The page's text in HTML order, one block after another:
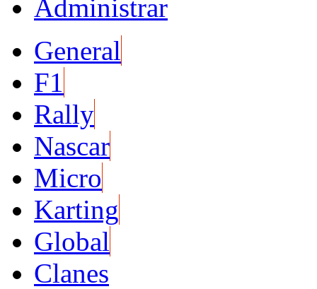
Administrar
General
F1
Rally
Nascar
Micro
Karting
Global
Clanes